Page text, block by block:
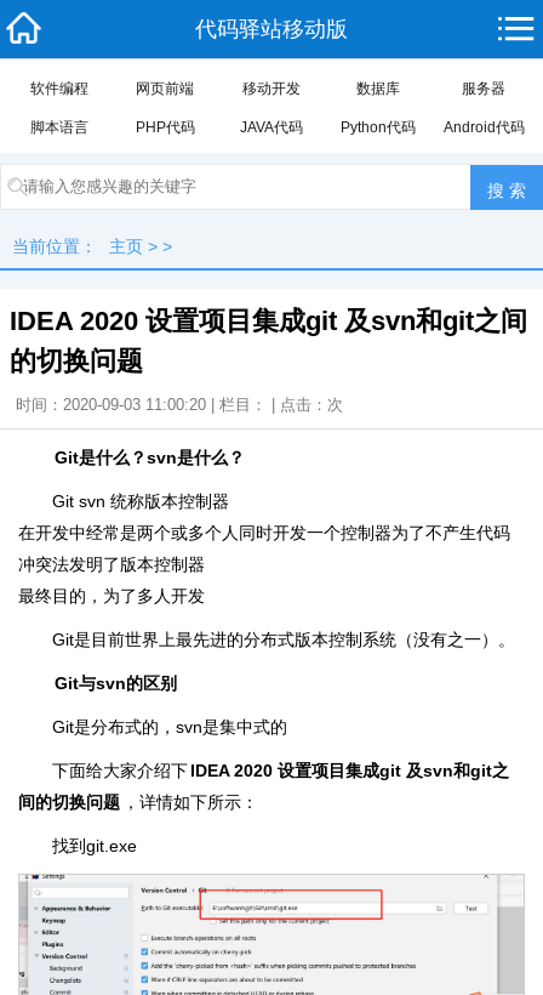
代码驿站移动版
软件编程 网页前端 移动开发 数据库 服务器
脚本语言 PHP代码 JAVA代码 Python代码 Android代码
当前位置： 主页 > >
IDEA 2020 设置项目集成git 及svn和git之间
的切换问题
时间：2020-09-03 11:00:20 | 栏目： | 点击： 次
Git是什么？svn是什么？
Git svn 统称版本控制器
在开发中经常是两个或多个人同时开发一个控制器为了不产生代码
冲突法发明了版本控制器
最终目的，为了多人开发
Git是目前世界上最先进的分布式版本控制系统（没有之一）。
Git与svn的区别
Git是分布式的，svn是集中式的
下面给大家介绍下IDEA 2020 设置项目集成git 及svn和git之
间的切换问题 ，详情如下所示：
找到git.exe